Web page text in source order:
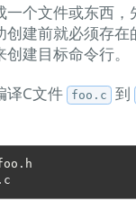
一个文件或东西，
创建前就必须存在
建目标命令行。
译C文件
foo.c 到
. h